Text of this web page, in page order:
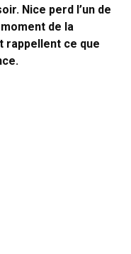
Nice perd l’un de
de la
rappellent ce que